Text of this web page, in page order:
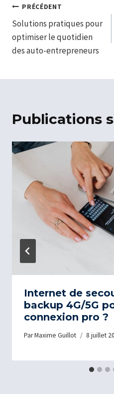
Navigation
de
l’article
PRÉCÉDENT
Solutions pratiques pour
optimiser le quotidien
des auto-entrepreneurs
Publications
Internet de
backup 4G/5G
connexion pro ?
ParMaxime Guillot 8 juillet